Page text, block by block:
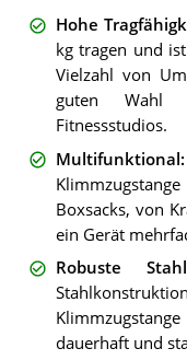
Hohe
kg tragen und
Vielzahl von
guten Wahl
Fitnessstudios.
Multifunktional
Boxsacks, von
ein Gerät
Robuste
dauerhaft und